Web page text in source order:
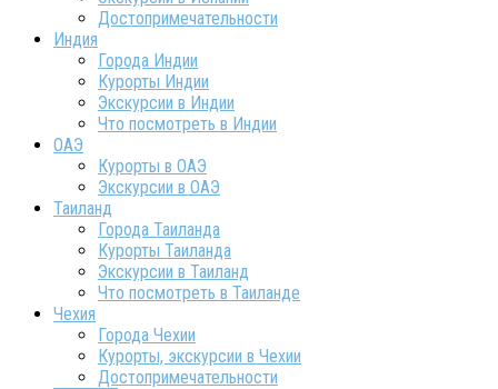
Достопримечательности
Индия
Города Индии
Курорты Индии
Экскурсии в Индии
Что посмотреть в Индии
ОАЭ
Курорты в ОАЭ
Экскурсии в ОАЭ
Таиланд
Города Таиланда
Курорты Таиланда
Экскурсии в Таиланд
Что посмотреть в Таиланде
Чехия
Города Чехии
Курорты, экскурсии в Чехии
Достопримечательности